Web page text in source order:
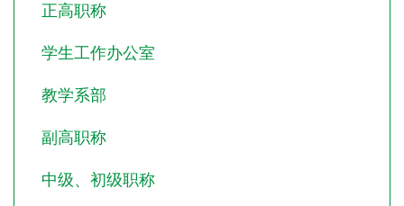
正高职称
学生工作办公室
教学系部
副高职称
中级、初级职称